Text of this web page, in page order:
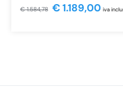
€1.584,78 €1.189,00 iva